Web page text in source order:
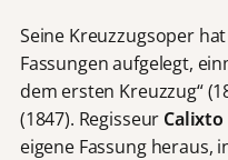
Seine Kreuzzugsoper
Fassungen aufgelegt,
dem ersten Kreuzzug“
(1847). Regisseur
eigene Fassung heraus,